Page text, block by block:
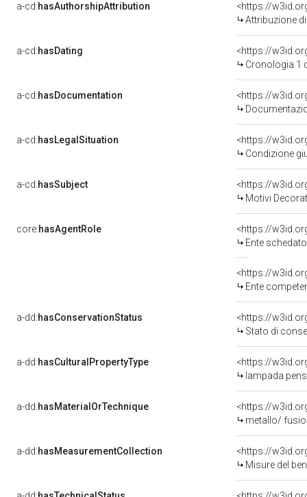
a-cd:hasAuthorshipAttribution
Attribuzione
a-cd:hasDating
<https://
Cronologia 1
a-cd:hasDocumentation
a-cd:hasLegalSituation
Condizione
a-cd:hasSubject
<https://
Motivi
core:hasAgentRole
<https://
Ente schedatore del
<https://
Ente
a-dd:hasConservationStatus
<https://
Stato di
a-dd:hasCulturalPropertyType
lampada
a-dd:hasMaterialOrTechnique
metallo/
a-dd:hasMeasurementCollection
<https://
Misure del